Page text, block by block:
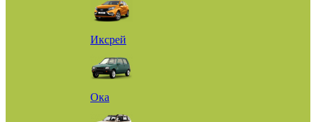
Иксрей
Ока